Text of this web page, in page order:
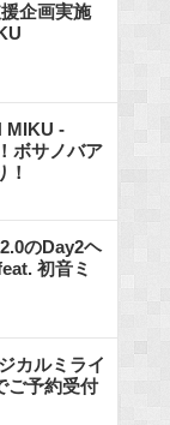
企画実施
MIKU -
ボサノバア
のDay2ヘ
初音ミ
カルミライ
ご予約受付